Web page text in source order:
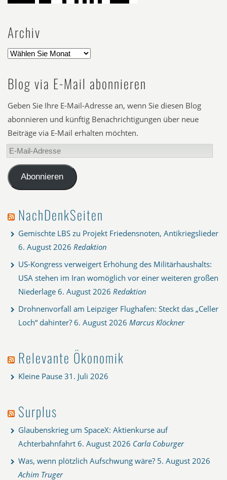
Archiv
Blog via E-Mail abonnieren
Geben Sie Ihre E-Mail-Adresse an, wenn Sie diesen Blog
abonnieren und künftig Benachrichtigungen über neue
Beiträge via E-Mail erhalten möchten.
E-
Mail-
AdresseAbonnieren
NachDenkSeiten
Gemischte LBS zu Projekt Friedensnoten, Antikriegslieder
6. August 2026 Redaktion
US-Kongress verweigert Erhöhung des Militärhaushalts:
USA stehen im Iran womöglich vor einer weiteren großen
Niederlage 6. August 2026 Redaktion
Drohnenvorfall am Leipziger Flughafen: Steckt das „Celler
Loch“ dahinter? 6. August 2026 Marcus Klöckner
Relevante Ökonomik
Kleine Pause 31. Juli 2026
Surplus
Glaubenskrieg um SpaceX: Aktienkurse auf
Achterbahnfahrt 6. August 2026 Carla Coburger
Was, wenn plötzlich Aufschwung wäre? 5. August 2026
Achim Truger